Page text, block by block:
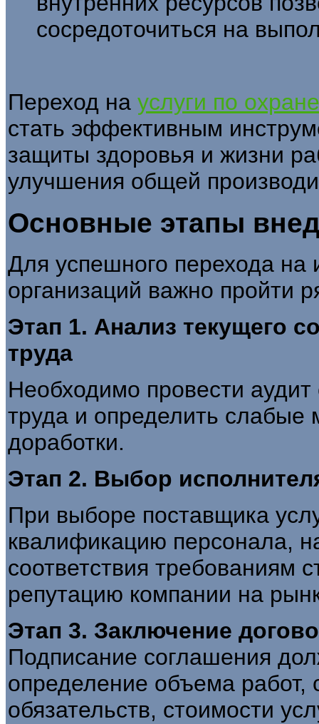
сосредоточиться на
Переход на услуги по
стать эффективным
защиты здоровья и жизни
улучшения общей
Основные этапы
Для успешного перехода на
организаций важно пройти
Этап 1. Анализ текущего
труда
Необходимо провести
труда и определить слабые
доработки.
Этап 2. Выбор
При выборе поставщика
квалификацию персонала,
соответствия требованиям
репутацию компании на
Этап 3. Заключение
Подписание соглашения
определение объема работ,
обязательств, стоимости